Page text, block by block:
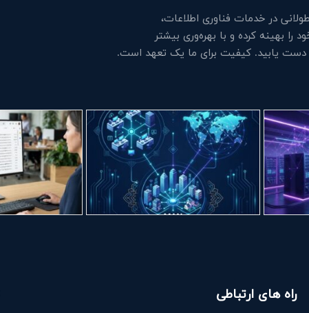
در خدمات فناوری اطلاعات،
بهینه کرده و با بهره‌وری بیشتر
دست یابید. کیفیت برای ما یک تعهد است.
راه های ارتباطی